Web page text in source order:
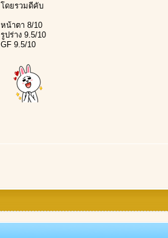
โดยรวมดีคับ
หน้าตา 8/10
รูปร่าง 9.5/10
GF 9.5/10